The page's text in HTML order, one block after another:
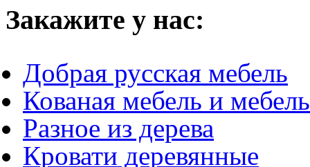
Закажите у нас:
Добрая русская мебель
Кованая мебель и
Разное из дерева
Кровати деревянные